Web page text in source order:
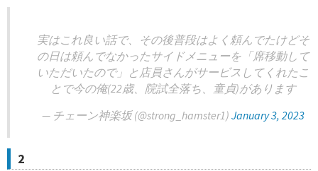
実はこれ良い話で、その後普段はよく頼んでたけどそ
の日は頼んでなかったサイドメニューを「席移動して
いただいたので」と店員さんがサービスしてくれたこ
とで今の俺(22歳、院試全落ち、童貞)があります
— チェーン神楽坂 (@strong_hamster1) January 3, 2023
2